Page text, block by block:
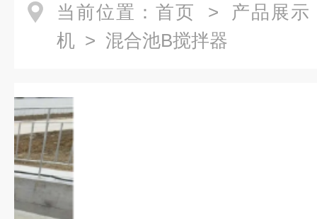
当前位置： 首页 > 产品展示
机 > 混合池B搅拌器